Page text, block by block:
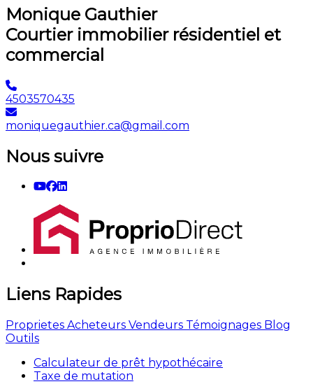
Monique Gauthier
Courtier immobilier résidentiel et
commercial
4503570435
moniquegauthier.ca@gmail.com
Nous suivre
Liens Rapides
Proprietes Acheteurs Vendeurs Témoignages Blog
Outils
Calculateur de prêt hypothécaire
Taxe de mutation